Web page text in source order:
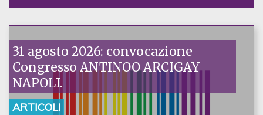
31 agosto 2026: convocazione
Congresso ANTINOO ARCIGAY
NAPOLI.
ARTICOLI